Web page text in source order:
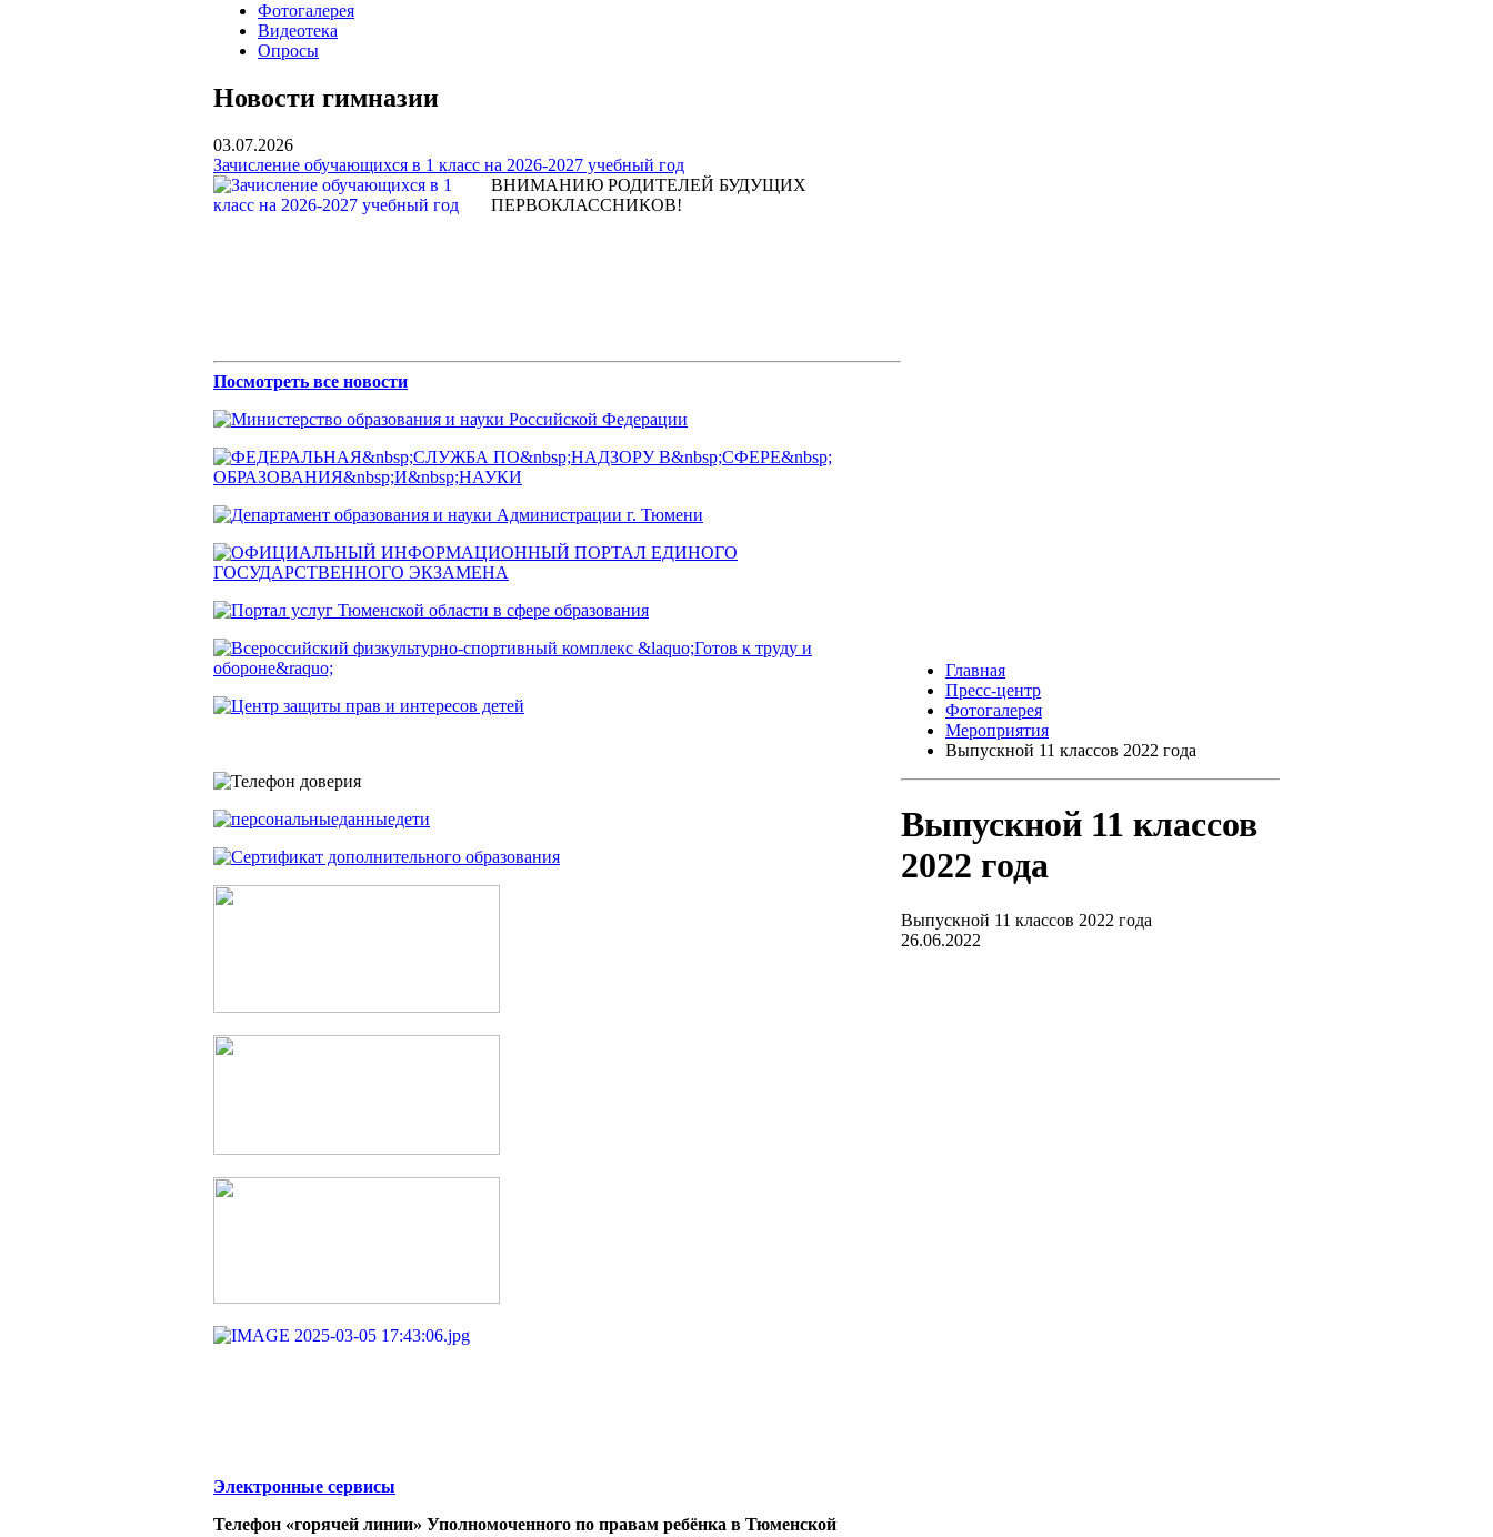
Фотогалерея
Видеотека
Опросы
Новости гимназии
03.07.2026
Зачисление обучающихся в 1 класс на 2026-2027 учебный год
ВНИМАНИЮ РОДИТЕЛЕЙ БУДУЩИХ
ПЕРВОКЛАССНИКОВ!
Посмотреть все новости
Электронные сервисы
Телефон «горячей линии» Уполномоченного по правам ребёнка в Тюменской
Главная
Пресс-центр
Фотогалерея
Мероприятия
Выпускной 11 классов 2022 года
Выпускной 11 классов
2022 года
Выпускной 11 классов 2022 года
26.06.2022